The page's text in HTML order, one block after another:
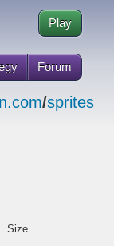
Forum
Play
/sprites
Size